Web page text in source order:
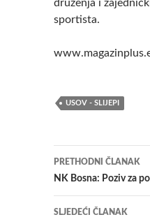
druženja i
sportista.
USOV - SLIJEPI
Navigacija
članaka
PRETHODNI ČLANAK
NK Bosna: Poziv za
SLJEDEĆI ČLANAK